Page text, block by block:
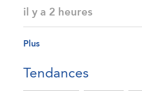
il y a 2 heures
Plus
Tendances